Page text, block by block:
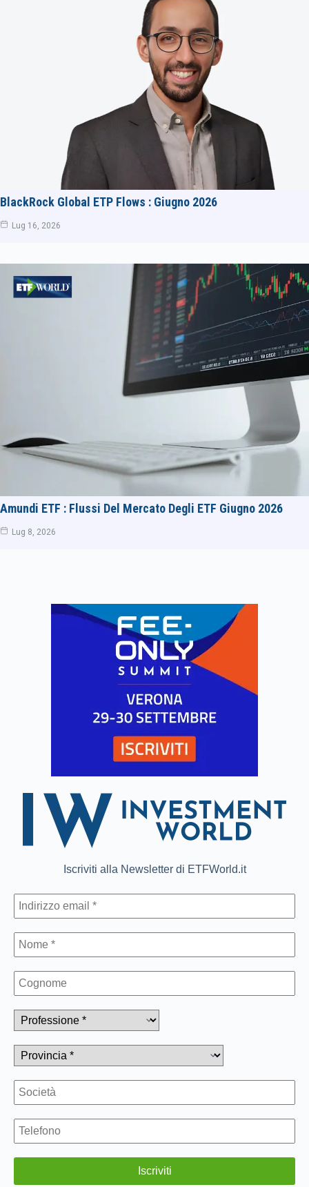
BlackRock Global ETP Flows : Giugno 2026
Lug 16, 2026
Amundi ETF : Flussi Del Mercato Degli ETF Giugno 2026
Lug 8, 2026
Iscriviti alla Newsletter di ETFWorld.it